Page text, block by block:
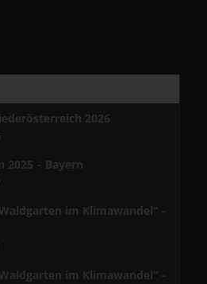
2026
2025 – Bayern
im Klimawandel“ –
im Klimawandel“ –